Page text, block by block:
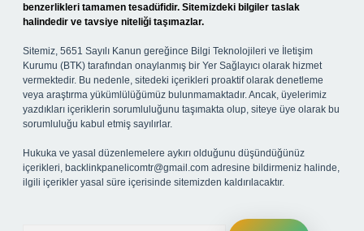
benzerlikleri tamamen tesadüfidir. Sitemizdeki bilgiler taslak
halindedir ve tavsiye niteliği taşımazlar.
Sitemiz, 5651 Sayılı Kanun gereğince Bilgi Teknolojileri ve İletişim
Kurumu (BTK) tarafından onaylanmış bir Yer Sağlayıcı olarak hizmet
vermektedir. Bu nedenle, sitedeki içerikleri proaktif olarak denetleme
veya araştırma yükümlülüğümüz bulunmamaktadır. Ancak, üyelerimiz
yazdıkları içeriklerin sorumluluğunu taşımakta olup, siteye üye olarak bu
sorumluluğu kabul etmiş sayılırlar.
Hukuka ve yasal düzenlemelere aykırı olduğunu düşündüğünüz
içerikleri, backlinkpanelicomtr@gmail.com adresine bildirmeniz halinde,
ilgili içerikler yasal süre içerisinde sitemizden kaldırılacaktır.